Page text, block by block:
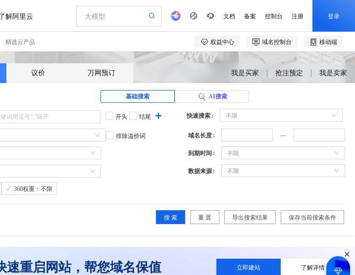
议价 万网预订 我是买家 抢注预定 我是卖家
基础搜索 AI搜索
开头 结尾 快速搜索 不限
排除溢价词 域名长度
到期时间 不限
数据来源 不限
360权重：不限
搜 索 重 置 导出搜索结果 保存当前搜索条件
速重启网站，帮您域名保值 立即建站 了解详情